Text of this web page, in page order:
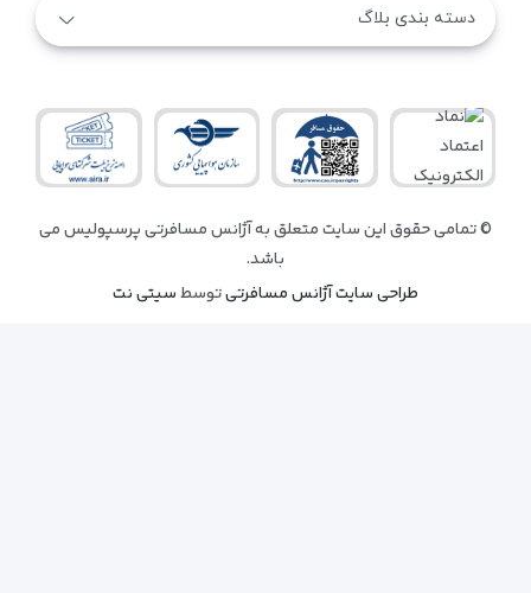
دسته بندی بلاگ
© تمامی حقوق این سایت متعلق به آژانس مسافرتی پرسپولیس می
باشد.
طراحی سایت آژانس مسافرتیتوسطسیتی نت